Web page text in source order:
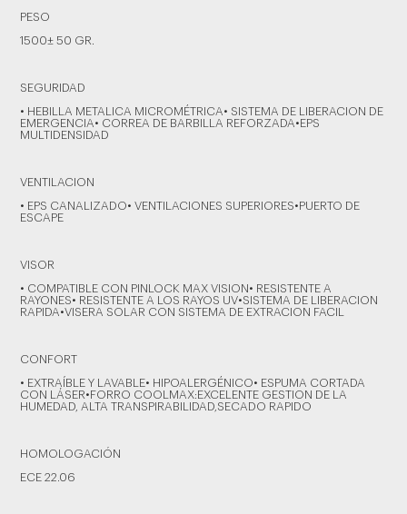
PESO
1500± 50 GR.
SEGURIDAD
• HEBILLA METALICA MICROMÉTRICA• SISTEMA DE LIBERACION DE
EMERGENCIA• CORREA DE BARBILLA REFORZADA•EPS
MULTIDENSIDAD
VENTILACION
• EPS CANALIZADO• VENTILACIONES SUPERIORES•PUERTO DE
ESCAPE
VISOR
• COMPATIBLE CON PINLOCK MAX VISION• RESISTENTE A
RAYONES• RESISTENTE A LOS RAYOS UV•SISTEMA DE LIBERACION
RAPIDA•VISERA SOLAR CON SISTEMA DE EXTRACION FACIL
CONFORT
• EXTRAÍBLE Y LAVABLE• HIPOALERGÉNICO• ESPUMA CORTADA
CON LÁSER•FORRO COOLMAX:EXCELENTE GESTION DE LA
HUMEDAD, ALTA TRANSPIRABILIDAD,SECADO RAPIDO
HOMOLOGACIÓN
ECE 22.06